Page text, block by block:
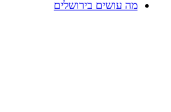
מה עושים בירושלים